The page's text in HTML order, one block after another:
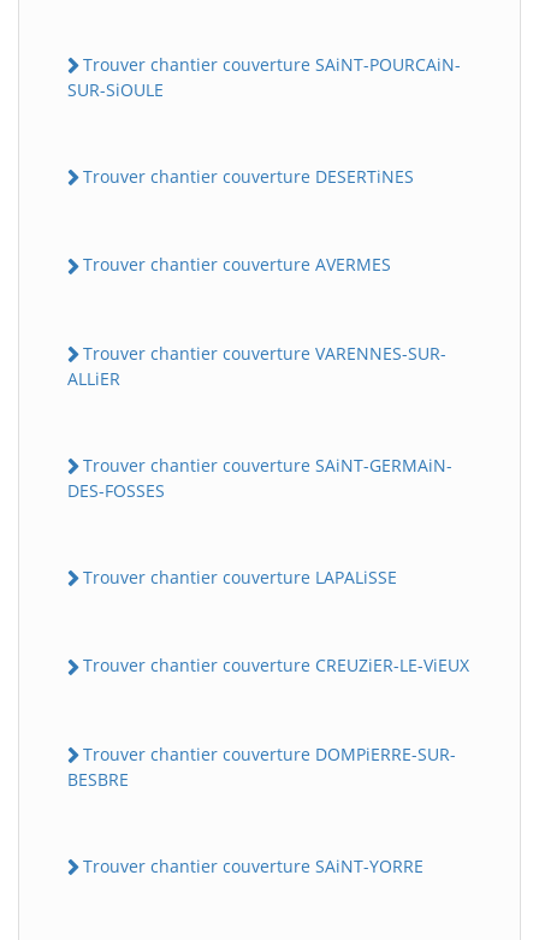
Trouver chantier couverture SAiNT-POURCAiN-
SUR-SiOULE
Trouver chantier couverture DESERTiNES
Trouver chantier couverture AVERMES
Trouver chantier couverture VARENNES-SUR-
ALLiER
Trouver chantier couverture SAiNT-GERMAiN-
DES-FOSSES
Trouver chantier couverture LAPALiSSE
Trouver chantier couverture CREUZiER-LE-ViEUX
Trouver chantier couverture DOMPiERRE-SUR-
BESBRE
Trouver chantier couverture SAiNT-YORRE